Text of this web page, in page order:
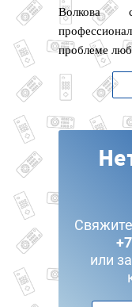
Волкова
проблеме
или